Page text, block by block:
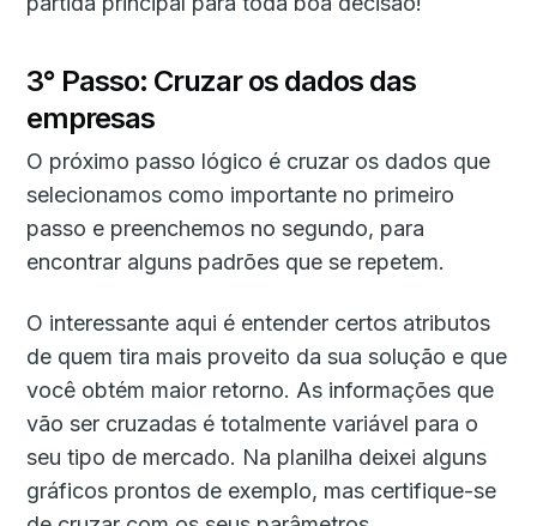
3° Passo: Cruzar os dados das
empresas
O próximo passo lógico é cruzar os dados que
selecionamos como importante no primeiro
passo e preenchemos no segundo, para
encontrar alguns padrões que se repetem.
O interessante aqui é entender certos atributos
de quem tira mais proveito da sua solução e que
você obtém maior retorno. As informações que
vão ser cruzadas é totalmente variável para o
seu tipo de mercado. Na planilha deixei alguns
gráficos prontos de exemplo, mas certifique-se